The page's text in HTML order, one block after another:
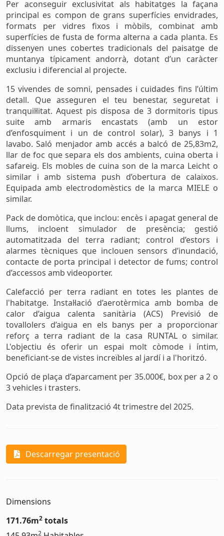
Per aconseguir exclusivitat als habitatges la façana
principal es compon de grans superfícies envidrades,
formats per vidres fixos i mòbils, combinat amb
superfícies de fusta de forma alterna a cada planta. Es
dissenyen unes cobertes tradicionals del paisatge de
muntanya típicament andorrà, dotant d’un caràcter
exclusiu i diferencial al projecte.
15 vivendes de somni, pensades i cuidades fins l’últim
detall. Que asseguren el teu benestar, seguretat i
tranquil·litat. Aquest pis disposa de 3 dormitoris tipus
suite amb armaris encastats (amb un estor
d’enfosquiment i un de control solar), 3 banys i 1
lavabo. Saló menjador amb accés a balcó de 25,83m2,
llar de foc que separa els dos ambients, cuina oberta i
safareig. Els mobles de cuina son de la marca Leicht o
similar i amb sistema push d’obertura de calaixos.
Equipada amb electrodomèstics de la marca MIELE o
similar.
Pack de domòtica, que inclou: encès i apagat general de
llums, incloent simulador de presència; gestió
automatitzada del terra radiant; control d’estors i
alarmes tècniques que inclouen sensors d’inundació,
contacte de porta principal i detector de fums; control
d’accessos amb videoporter.
Calefacció per terra radiant en totes les plantes de
l'habitatge. Instal·lació d’aerotèrmica amb bomba de
calor d’aigua calenta sanitària (ACS) Previsió de
tovallolers d’aigua en els banys per a proporcionar
reforç a terra radiant de la casa RUNTAL o similar.
L'objectiu és oferir un espai molt còmode i íntim,
beneficiant-se de vistes increïbles al jardí i a l'horitzó.
Opció de plaça d’aparcament per 35.000€, box per a 2 o
3 vehicles i trasters.
Data prevista de finalització 4t trimestre del 2025.
Descarregar presentació
Dimensions
171.76m2 totals
2